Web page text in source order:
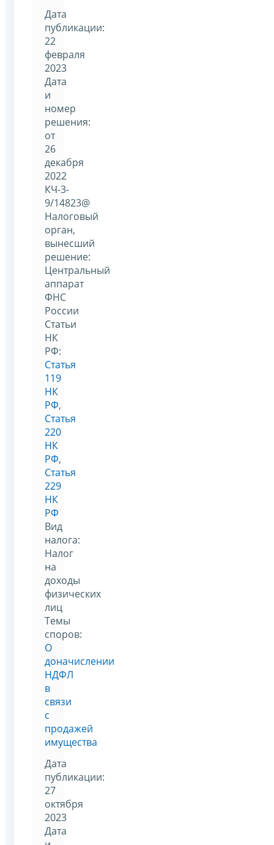
Дата
публикации:
22
февраля
2023
Дата
и
номер
решения:
от
26
декабря
2022
КЧ-3-
9/14823@
Налоговый
орган,
вынесший
решение:
Центральный
аппарат
ФНС
России
Статьи
НК
РФ:
Статья
119
НК
РФ,
Статья
220
НК
РФ,
Статья
229
НК
РФ
Вид
налога:
Налог
на
доходы
физических
лиц
Темы
споров:
О
доначислении
НДФЛ
в
связи
с
продажей
имущества
Дата
публикации:
27
октября
2023
Дата